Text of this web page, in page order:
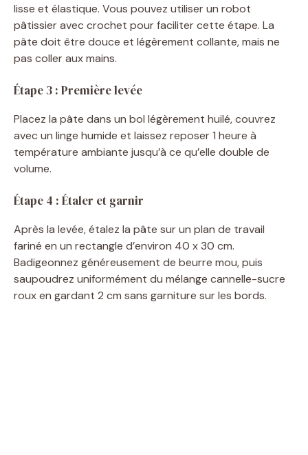
lisse et élastique. Vous pouvez utiliser un robot
pâtissier avec crochet pour faciliter cette étape. La
pâte doit être douce et légèrement collante, mais ne
pas coller aux mains.
Étape 3 : Première levée
Placez la pâte dans un bol légèrement huilé, couvrez
avec un linge humide et laissez reposer 1 heure à
température ambiante jusqu’à ce qu’elle double de
volume.
Étape 4 : Étaler et garnir
Après la levée, étalez la pâte sur un plan de travail
fariné en un rectangle d’environ 40 x 30 cm.
Badigeonnez généreusement de beurre mou, puis
saupoudrez uniformément du mélange cannelle-sucre
roux en gardant 2 cm sans garniture sur les bords.